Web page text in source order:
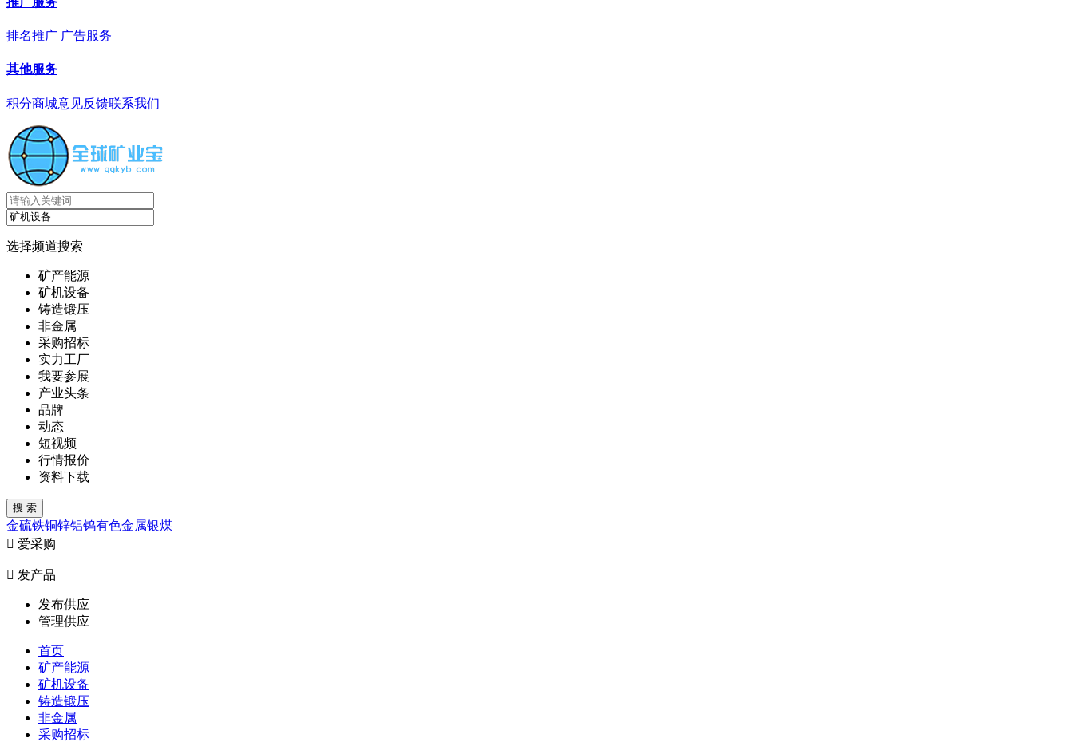
排名推广 广告服务
其他服务
积分商城意见反馈联系我们
选择频道搜索
矿产能源
矿机设备
铸造锻压
非金属
采购招标
实力工厂
我要参展
产业头条
品牌
动态
短视频
行情报价
资料下载
金硫铁铜锌铝钨有色金属银煤
 爱采购
 发产品
发布供应
管理供应
首页
矿产能源
矿机设备
铸造锻压
非金属
采购招标